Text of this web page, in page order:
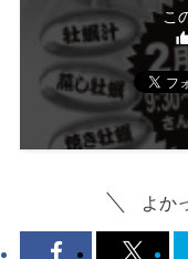
こ
よか